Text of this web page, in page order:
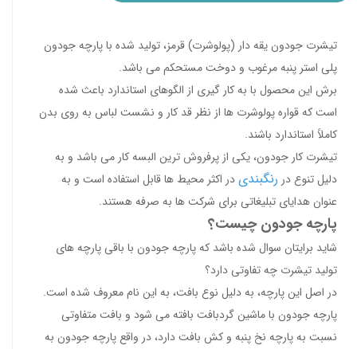
تیشرت جودون یقه دار (پولوشرت) قرمز، تولید شده با پارچه جودون
پلی استر پنبه مرغوب و دوخت مستحکم می باشد.
برش این محصول با به کار گیری از الگوهای استاندارد باعث شده
است که قواره پولوشرت ها از نظر قد کار و نشست لباس به روی بدن
کاملاً استاندارد باشند.
تیشرت کار جودون، یکی از پرفروش ترین البسه کار می باشد و به
دلیل تنوع در رنگبندیدر اکثر محیط ها قابل استفاده است و به
عنوان هدایای تبلیغاتی برای شرکت ها به صرفه هستند.
پارچه جودون چیست؟
شاید برایتان سوال شده باشد که پارچه جودون با باقی پارچه های
تولید تیشرت چه تفاوتی دارد؟
در اصل این پارچه، به دلیل نوع بافت، به این نام معروف شده است.
پارچه جودون با ماشین گردبافت بافته می شود و بافت متفاوتی
نسبت به پارچه نخ پنبه و کش بافت دارد، در واقع پارچه جودون به